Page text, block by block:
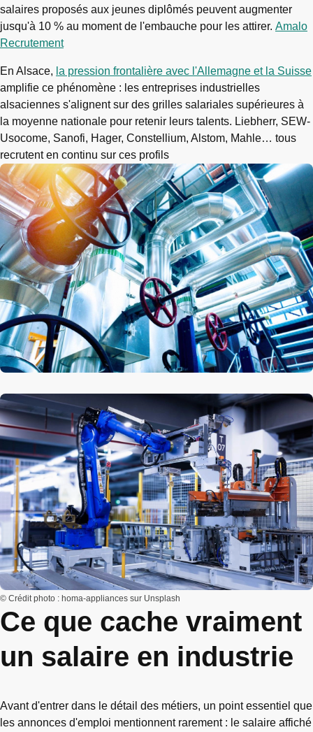
salaires proposés aux jeunes diplômés peuvent augmenter
jusqu'à 10 % au moment de l'embauche pour les attirer. Amalo
Recrutement
En Alsace, la pression frontalière avec l'Allemagne et la Suisse
amplifie ce phénomène : les entreprises industrielles
alsaciennes s'alignent sur des grilles salariales supérieures à
la moyenne nationale pour retenir leurs talents. Liebherr, SEW-
Usocome, Sanofi, Hager, Constellium, Alstom, Mahle… tous
recrutent en continu sur ces profils
© Crédit photo : homa-appliances sur Unsplash
Ce que cache vraiment
un salaire en industrie
Avant d'entrer dans le détail des métiers, un point essentiel que
les annonces d'emploi mentionnent rarement : le salaire affiché